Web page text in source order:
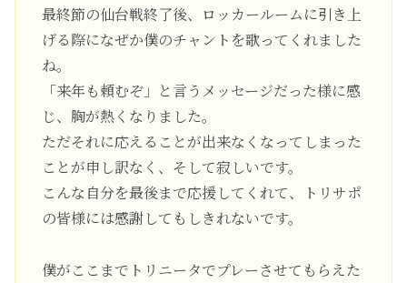
最終節の仙台戦終了後、ロッカールームに引き上
げる際になぜか僕のチャントを歌ってくれました
ね。
「来年も頼むぞ」と言うメッセージだった様に感
じ、胸が熱くなりました。
ただそれに応えることが出来なくなってしまった
ことが申し訳なく、そして寂しいです。
こんな自分を最後まで応援してくれて、トリサポ
の皆様には感謝してもしきれないです。
僕がここまでトリニータでプレーさせてもらえた